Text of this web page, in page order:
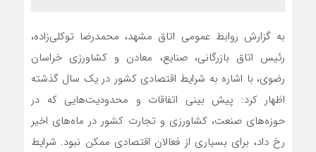
به گزارش روابط عمومی اتاق مشهد، محمدرضا توکلی‌زاده،
رئیس اتاق بازرگانی، صنایع، معادن و کشاورزی خراسان
رضوی، با اشاره به شرایط اقتصادی کشور در یک سال گذشته
اظهار کرد: پیش بینی اتفاقات و محدودیت‌هایی که در
حوزه‌های صنعت، کشاورزی و تجارت کشور در ماه‌های اخیر
رخ داد، برای بسیاری از فعالان اقتصادی ممکن نبود. شرایط